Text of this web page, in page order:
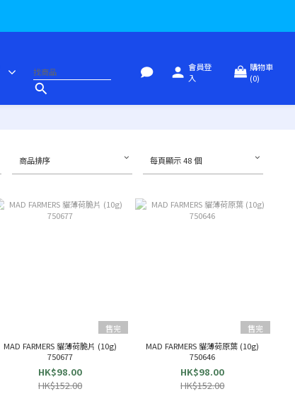
會員登
入
購物車
(0)
商品排序 每頁顯示 48 個
售完
MAD FARMERS 貓薄荷脆片 (10g)
750677
HK$98.00
HK$152.00
售完
MAD FARMERS 貓薄荷原葉 (10g)
750646
HK$98.00
HK$152.00